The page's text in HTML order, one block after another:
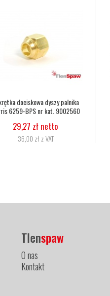
Dysza do palnika Harris 6290
50-75mm nr kat. 62903NX
34,15 zł netto
Tlenspaw
O nas
Kontakt